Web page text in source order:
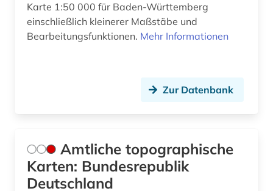
Karte 1:50 000 für Baden-Württemberg
einschließlich kleinerer Maßstäbe und
Bearbeitungsfunktionen. Mehr Informationen
Zur Datenbank
Amtliche topographische
Karten: Bundesrepublik
Deutschland